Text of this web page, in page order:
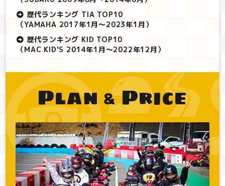
歴代ランキング TIA TOP10
（YAMAHA 2017年1月～2023年1月）
歴代ランキング KID TOP10
（MAC KID'S 2014年1月～2022年12月）
Plan&Price